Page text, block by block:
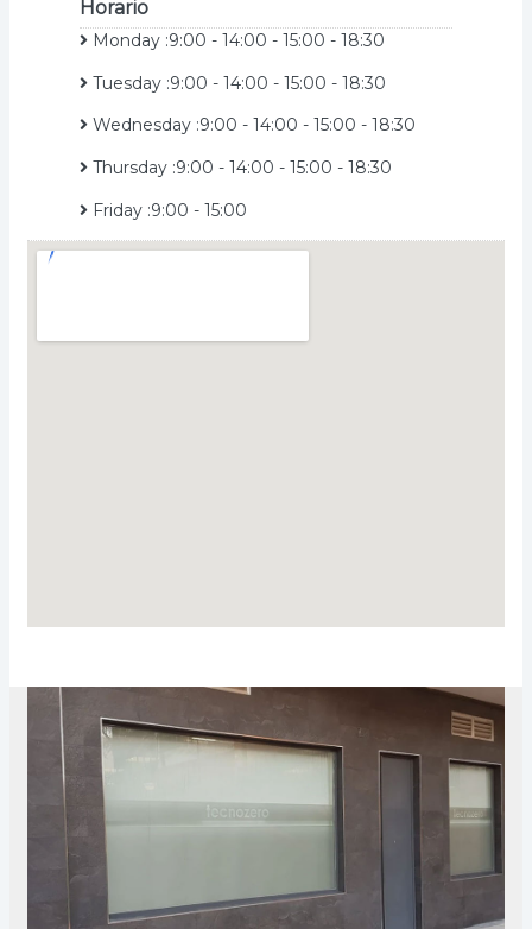
Horario
Monday :9:00 - 14:00 - 15:00 - 18:30
Tuesday :9:00 - 14:00 - 15:00 - 18:30
Wednesday :9:00 - 14:00 - 15:00 - 18:30
Thursday :9:00 - 14:00 - 15:00 - 18:30
Friday :9:00 - 15:00